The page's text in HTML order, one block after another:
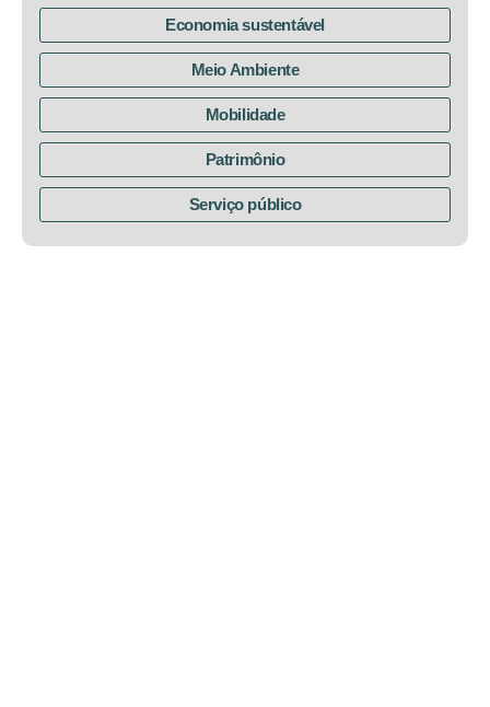
Economia sustentável
Meio Ambiente
Mobilidade
Patrimônio
Serviço público